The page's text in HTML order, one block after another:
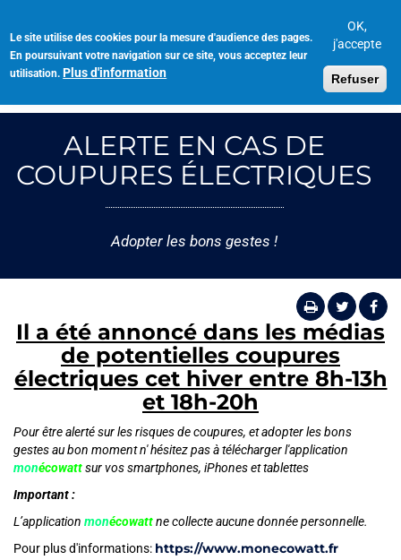
Le site utilise des cookies pour la mesure d'audience des pages.
En poursuivant votre navigation sur ce site, vous acceptez leur
utilisation. Plus d'information
OK,
j'accepte
Refuser
contenu
principal
ALERTE EN CAS DE
COUPURES ÉLECTRIQUES
Adopter les bons gestes !
Il a été annoncé dans les médias
de potentielles coupures
électriques cet hiver entre 8h-13h
et 18h-20h
Pour être alerté sur les risques de coupures, et adopter les bons
gestes au bon moment n' hésitez pas à télécharger l'application
monécowattsur vos smartphones, iPhones et tablettes
Important :
L’application monécowattne collecte aucune donnée personnelle.
Pour plus d'informations: https://www.monecowatt.fr